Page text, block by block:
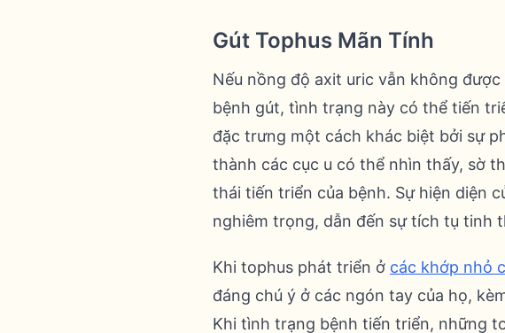
Gút Tophus Mãn Tính
Nếu nồng độ axit uric vẫn không
bệnh gút, tình trạng này có thể tiến
đặc trưng một cách khác biệt bởi sự
thành các cục u có thể nhìn thấy, sờ
thái tiến triển của bệnh. Sự hiện diện
nghiêm trọng, dẫn đến sự tích tụ tinh
Khi tophus phát triển ở các khớp nhỏ
đáng chú ý ở các ngón tay của họ,
Khi tình trạng bệnh tiến triển, những